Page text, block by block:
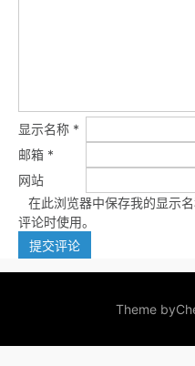
显示名称 *
邮箱 *
网站
在此浏览器中保存我的显示
评论时使用。
Theme by